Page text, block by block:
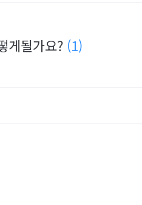
게될가요? (1)